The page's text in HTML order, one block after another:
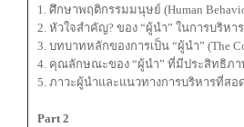
1. ศึกษาพฤติกรรมมนุษย์ (Human
2. หัวใจสำคัญ? ของ “ผู้นำ” ในการบริหา
3. บทบาทหลักของการเป็น “ผู้นำ” (The
4. คุณลักษณะของ “ผู้นำ” ที่มีประสิทธิภา
5. ภาวะผู้นำและแนวทางการบริหารที่ส
Part 2